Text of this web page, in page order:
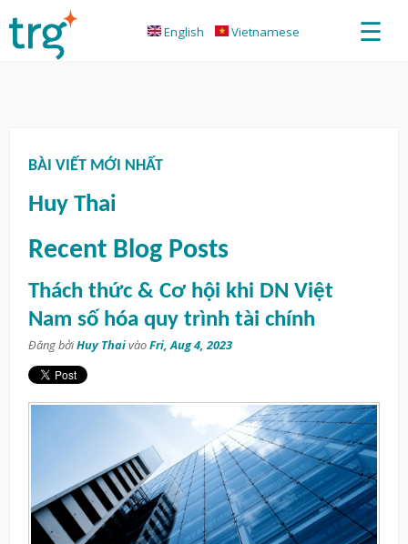
English Vietnamese ☰
BÀI VIẾT MỚI NHẤT
Huy Thai
Recent Blog Posts
Thách thức & Cơ hội khi DN Việt
Nam số hóa quy trình tài chính
Đăng bởiHuy ThaivàoFri, Aug 4, 2023